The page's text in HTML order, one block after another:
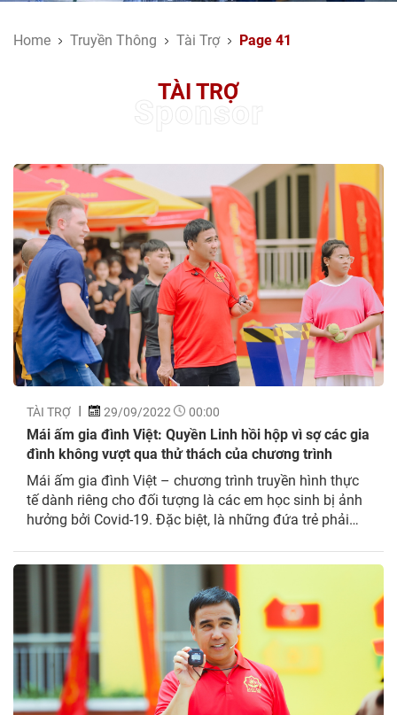
Home Truyền Thông Tài Trợ Page 41
TÀI TRỢ
Sponsor
TÀI TRỢ 29/09/2022 00:00
Mái ấm gia đình Việt: Quyền Linh hồi hộp vì sợ các gia
đình không vượt qua thử thách của chương trình
Mái ấm gia đình Việt – chương trình truyền hình thực
tế dành riêng cho đối tượng là các em học sinh bị ảnh
hưởng bởi Covid-19. Đặc biệt, là những đứa trẻ phải
cướp đi cha mẹ. Là người “cầm trịch” chương...